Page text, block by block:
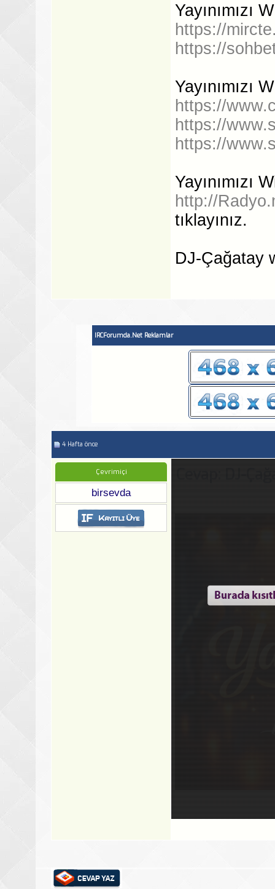
Yayınımızı
https://
https://
Yayınımızı
https://
https://
https://
Yayınımızı
http://
tıklayınız.
DJ-Çağatay
IRCForumda.Net Reklamlar
4 Hafta önce
Çevrimiçi
birsevda
Cevap: DJ-